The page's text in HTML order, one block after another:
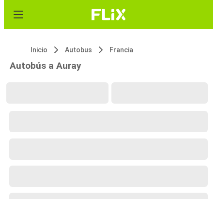
Inicio Autobus Francia
Autobús a Auray